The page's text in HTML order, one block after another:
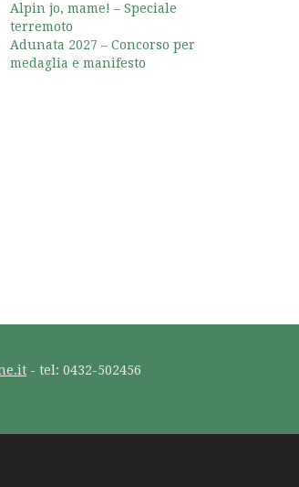
Alpin jo, mame! – Speciale
terremoto
Adunata 2027 – Concorso per
medaglia e manifesto
- tel: 0432-502456